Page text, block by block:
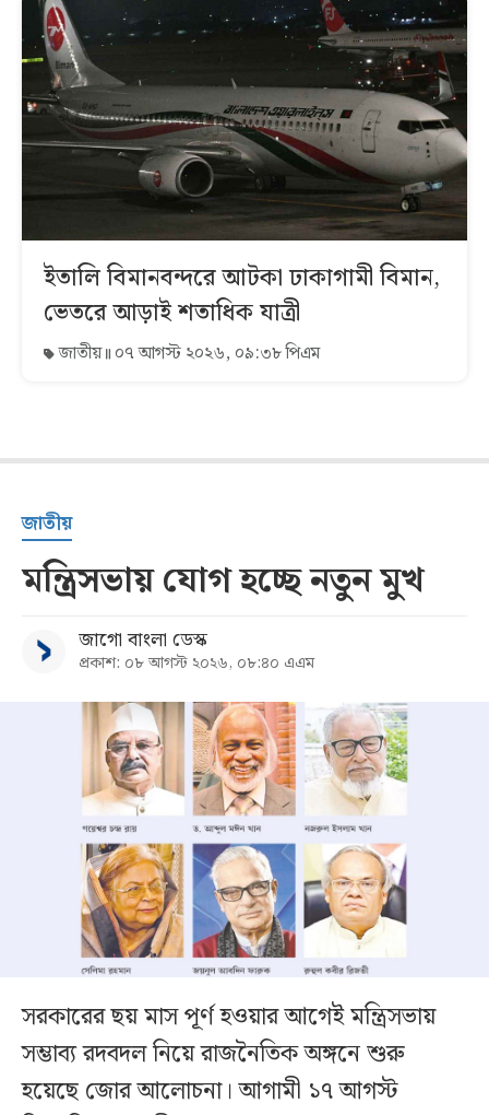
ইতালি বিমানবন্দরে আটকা ঢাকাগামী বিমান,
ভেতরে আড়াই শতাধিক যাত্রী
জাতীয় ০৭ আগস্ট ২০২৬, ০৯:৩৮ পিএম
জাতীয়
মন্ত্রিসভায় যোগ হচ্ছে নতুন মুখ
জাগো বাংলা ডেস্ক
প্রকাশ: ০৮ আগস্ট ২০২৬, ০৮:৪০ এএম
সরকারের ছয় মাস পূর্ণ হওয়ার আগেই মন্ত্রিসভায়
সম্ভাব্য রদবদল নিয়ে রাজনৈতিক অঙ্গনে শুরু
হয়েছে জোর আলোচনা। আগামী ১৭ আগস্ট